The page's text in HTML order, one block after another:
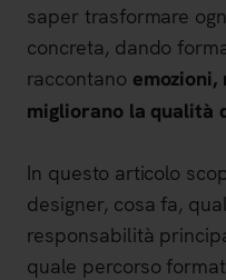
saper trasformare
concreta, dando
raccontano
migliorano la qualità
In questo articolo
designer, cosa fa,
responsabilità
quale percorso